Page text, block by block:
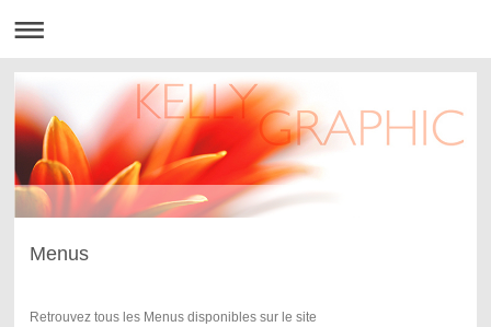
Menus
Retrouvez tous les Menus disponibles sur le site